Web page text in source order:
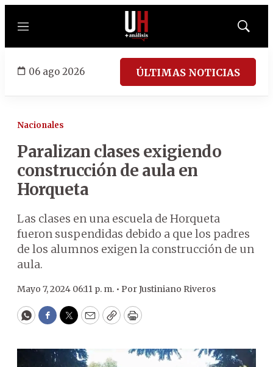
Menú
Mostrar
06 ago 2026 ÚLTIMAS NOTICIAS
Nacionales
Paralizan clases exigiendo
construcción de aula en
Horqueta
Las clases en una escuela de Horqueta
fueron suspendidas debido a que los padres
de los alumnos exigen la construcción de un
aula.
Mayo 7, 2024 06:11 p. m. • PorJustiniano Riveros
WhatsApp
Facebook
Twitter
EmailCopyPrint